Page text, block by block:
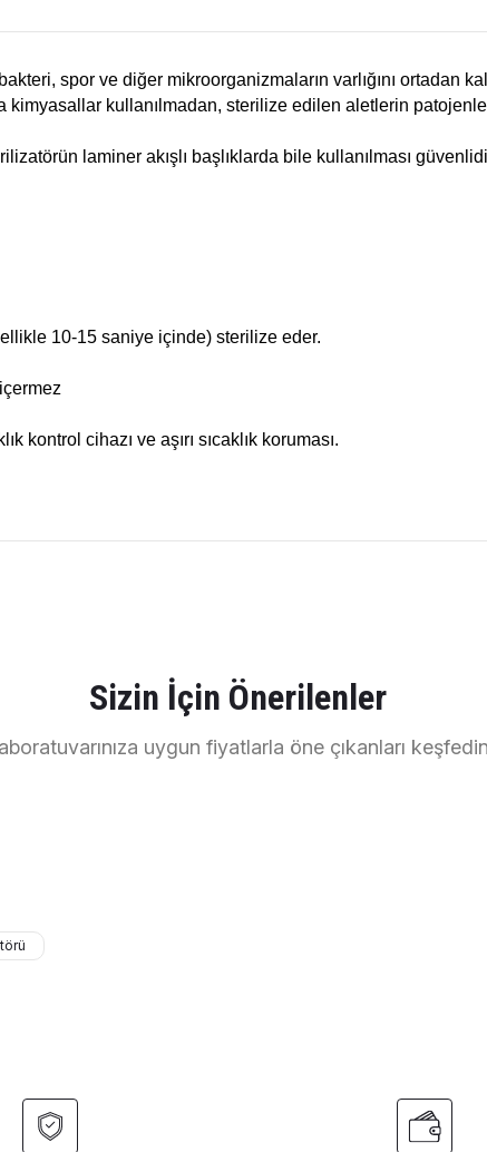
spor ve diğer mikroorganizmaların varlığını ortadan
kullanılmadan, sterilize edilen aletlerin
laminer akışlı başlıklarda bile kullanılması
10-15 saniye içinde) sterilize eder.
kontrol cihazı ve aşırı sıcaklık koruması.
Yorum Yaz
Soru Sor
Sizin İçin Önerilenler
uygun fiyatlarla öne çıkanları